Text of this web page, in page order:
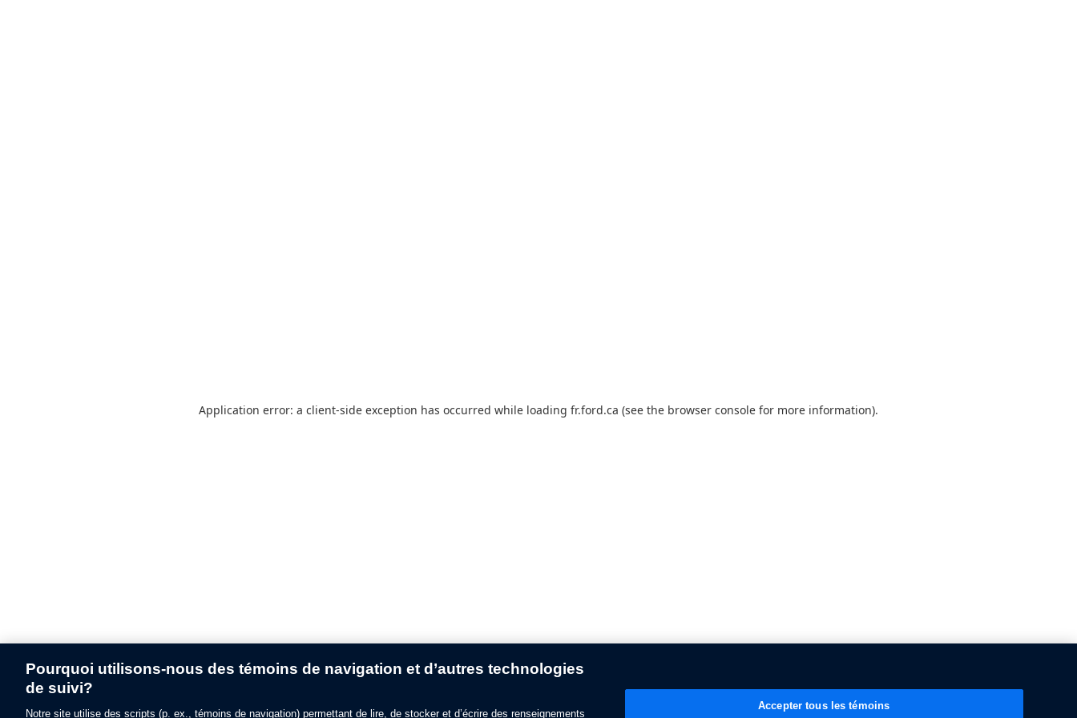
Application error: a client-side exception has occurred while loading fr.ford.ca (see the browser console for more information).
Pourquoi utilisons-nous des témoins de navigation et d’autres technologies
de suivi?
Notre site utilise des scripts (p. ex., témoins de navigation) permettant de lire, de stocker et d’écrire des renseignements
Accepter tous les témoins